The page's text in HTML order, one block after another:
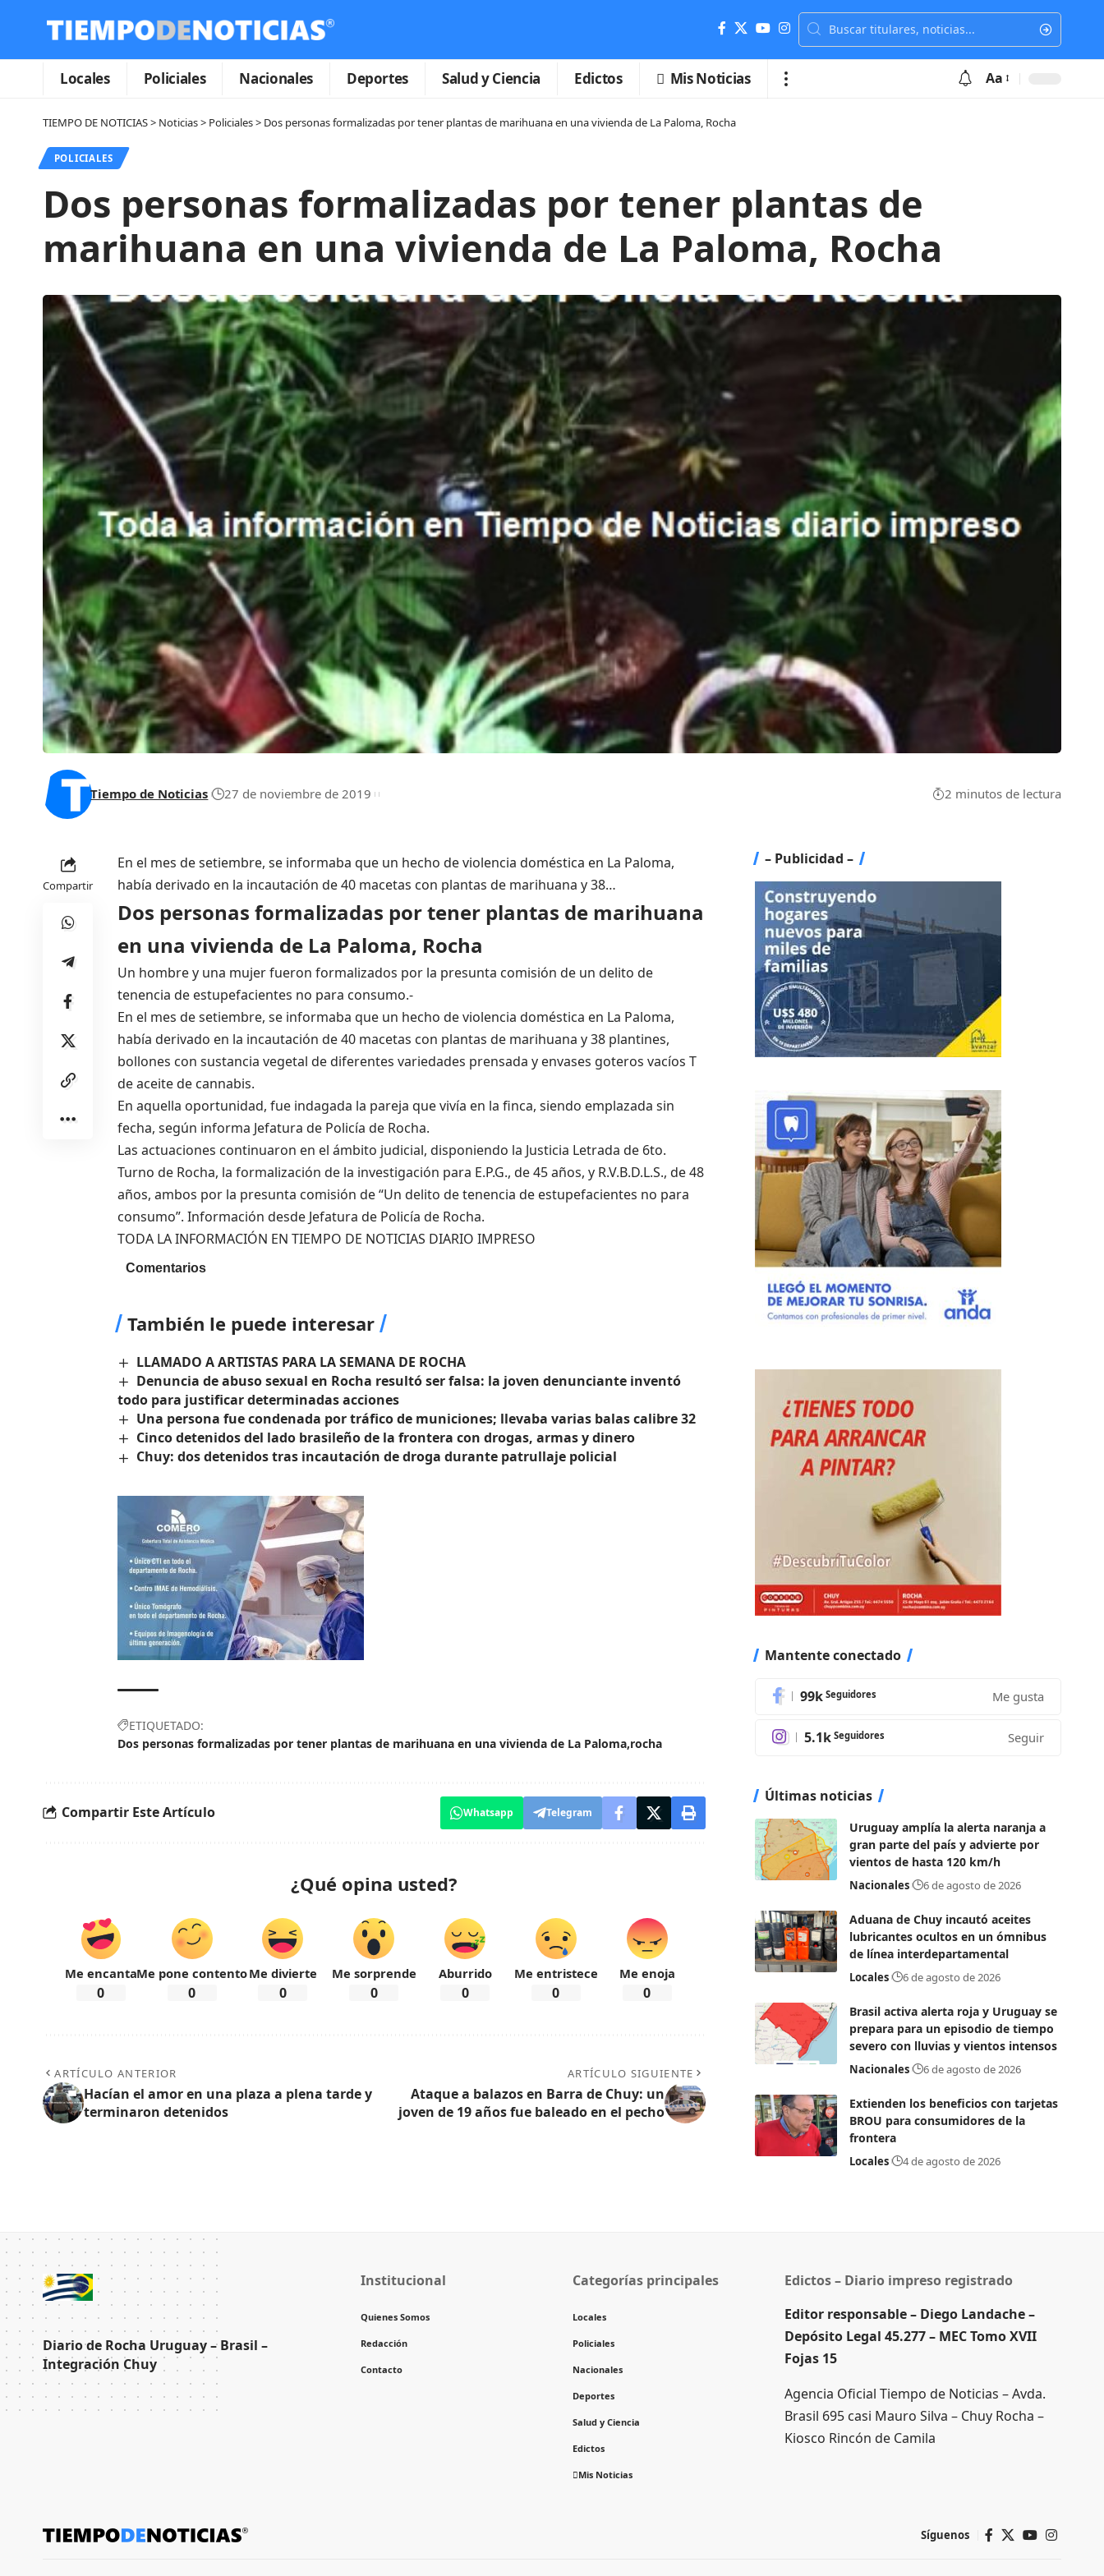
Locales Policiales Nacionales Deportes Salud y Ciencia Edictos Mis Noticias Aa
TIEMPO DE NOTICIAS> Noticias> Policiales> Dos personas formalizadas por tener plantas de marihuana en una vivienda de La Paloma, Rocha
POLICIALES
Dos personas formalizadas por tener plantas de
marihuana en una vivienda de La Paloma, Rocha
Tiempo de Noticias 27 de noviembre de 2019 2 minutos de lectura
Compartir
En el mes de setiembre, se informaba que un hecho de violencia doméstica en La Paloma,
había derivado en la incautación de 40 macetas con plantas de marihuana y 38…
Dos personas formalizadas por tener plantas de marihuana
en una vivienda de La Paloma, Rocha
Un hombre y una mujer fueron formalizados por la presunta comisión de un delito de
tenencia de estupefacientes no para consumo.-
En el mes de setiembre, se informaba que un hecho de violencia doméstica en La Paloma,
había derivado en la incautación de 40 macetas con plantas de marihuana y 38 plantines,
bollones con sustancia vegetal de diferentes variedades prensada y envases goteros vacíos T
de aceite de cannabis.
En aquella oportunidad, fue indagada la pareja que vivía en la finca, siendo emplazada sin
fecha, según informa Jefatura de Policía de Rocha.
Las actuaciones continuaron en el ámbito judicial, disponiendo la Justicia Letrada de 6to.
Turno de Rocha, la formalización de la investigación para E.P.G., de 45 años, y R.V.B.D.L.S., de 48
años, ambos por la presunta comisión de “Un delito de tenencia de estupefacientes no para
consumo”. Información desde Jefatura de Policía de Rocha.
TODA LA INFORMACIÓN EN TIEMPO DE NOTICIAS DIARIO IMPRESO
Comentarios
También le puede interesar
LLAMADO A ARTISTAS PARA LA SEMANA DE ROCHA
Denuncia de abuso sexual en Rocha resultó ser falsa: la joven denunciante inventó
todo para justificar determinadas acciones
Una persona fue condenada por tráfico de municiones; llevaba varias balas calibre 32
Cinco detenidos del lado brasileño de la frontera con drogas, armas y dinero
Chuy: dos detenidos tras incautación de droga durante patrullaje policial
ETIQUETADO:
Dos personas formalizadas por tener plantas de marihuana en una vivienda de La Paloma rocha
Compartir Este Artículo Whatsapp Telegram
¿Qué opina usted?
Me encanta
0
Me pone contento
0
Me divierte
0
Me sorprende
0
Aburrido
0
Me entristece
0
Me enoja
0
ARTÍCULO ANTERIOR
Hacían el amor en una plaza a plena tarde y
terminaron detenidos
ARTÍCULO SIGUIENTE
Ataque a balazos en Barra de Chuy: un
joven de 19 años fue baleado en el pecho
– Publicidad –
Mantente conectado
99k Seguidores Me gusta
5.1k Seguidores Seguir
Últimas noticias
Uruguay amplía la alerta naranja a
gran parte del país y advierte por
vientos de hasta 120 km/h
Nacionales 6 de agosto de 2026
Aduana de Chuy incautó aceites
lubricantes ocultos en un ómnibus
de línea interdepartamental
Locales 6 de agosto de 2026
Brasil activa alerta roja y Uruguay se
prepara para un episodio de tiempo
severo con lluvias y vientos intensos
Nacionales 6 de agosto de 2026
Extienden los beneficios con tarjetas
BROU para consumidores de la
frontera
Locales 4 de agosto de 2026
Diario de Rocha Uruguay – Brasil –
Integración Chuy
Institucional
Quienes Somos
Redacción
Contacto
Categorías principales
Locales
Policiales
Nacionales
Deportes
Salud y Ciencia
Edictos
Mis Noticias
Edictos – Diario impreso registrado
Editor responsable – Diego Landache –
Depósito Legal 45.277 – MEC Tomo XVII
Fojas 15
Agencia Oficial Tiempo de Noticias – Avda.
Brasil 695 casi Mauro Silva – Chuy Rocha –
Kiosco Rincón de Camila
Síguenos